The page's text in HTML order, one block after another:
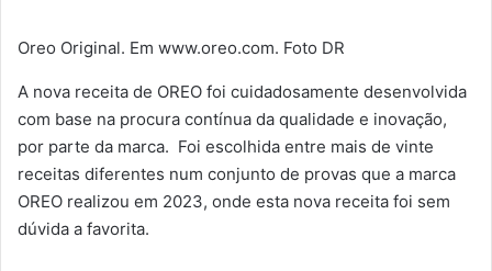
Oreo Original. Em www.oreo.com. Foto DR
A nova receita de OREO foi cuidadosamente desenvolvida
com base na procura contínua da qualidade e inovação,
por parte da marca. Foi escolhida entre mais de vinte
receitas diferentes num conjunto de provas que a marca
OREO realizou em 2023, onde esta nova receita foi sem
dúvida a favorita.